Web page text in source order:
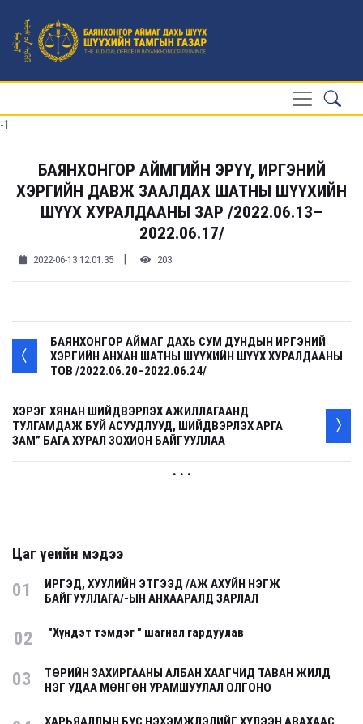
-1
БАЯНХОНГОР АЙМГИЙН ЭРҮҮ, ИРГЭНИЙ
ХЭРГИЙН ДАВЖ ЗААЛДАХ ШАТНЫ ШҮҮХИЙН
ШҮҮХ ХУРАЛДААНЫ ЗАР /2022.06.13–
2022.06.17/
2022-06-13 12:01:35 | 203
БАЯНХОНГОР АЙМАГ ДАХЬ СУМ ДУНДЫН ИРГЭНИЙ
ХЭРГИЙН АНХАН ШАТНЫ ШҮҮХИЙН ШҮҮХ ХУРАЛДААНЫ
ТОВ /2022.06.20–2022.06.24/
ХЭРЭГ ХЯНАН ШИЙДВЭРЛЭХ АЖИЛЛАГААНД
ТУЛГАМДАЖ БУЙ АСУУДЛУУД, ШИЙДВЭРЛЭХ АРГА
ЗАМ” БАГА ХУРАЛ ЗОХИОН БАЙГУУЛЛАА
. . .
Цаг үеийн мэдээ
01
ИРГЭД, ХУУЛИЙН ЭТГЭЭД /АЖ АХУЙН НЭГЖ
БАЙГУУЛЛАГА/-ЫН АНХААРАЛД ЗАРЛАЛ
02 "Хүндэт тэмдэг " шагнал гардуулав
03
ТӨРИЙН ЗАХИРГААНЫ АЛБАН ХААГЧИД ТАВАН ЖИЛД
НЭГ УДАА МӨНГӨН УРАМШУУЛАЛ ОЛГОНО